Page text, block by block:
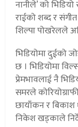
नानीले’ को
राईको शब्द र
शिल्पा पोखरेलले
भिडियोमा दुईको
छ । भिडियोमा
प्रेमभावलाई नै
समरले
छायाँकन र बिकाश
निकेश खड्काले